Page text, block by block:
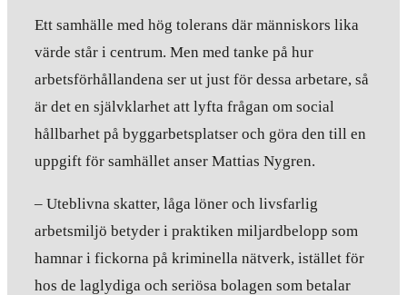
Ett samhälle med hög tolerans där människors lika
värde står i centrum. Men med tanke på hur
arbetsförhållandena ser ut just för dessa arbetare, så
är det en självklarhet att lyfta frågan om social
hållbarhet på byggarbetsplatser och göra den till en
uppgift för samhället anser Mattias Nygren.
– Uteblivna skatter, låga löner och livsfarlig
arbetsmiljö betyder i praktiken miljardbelopp som
hamnar i fickorna på kriminella nätverk, istället för
hos de laglydiga och seriösa bolagen som betalar